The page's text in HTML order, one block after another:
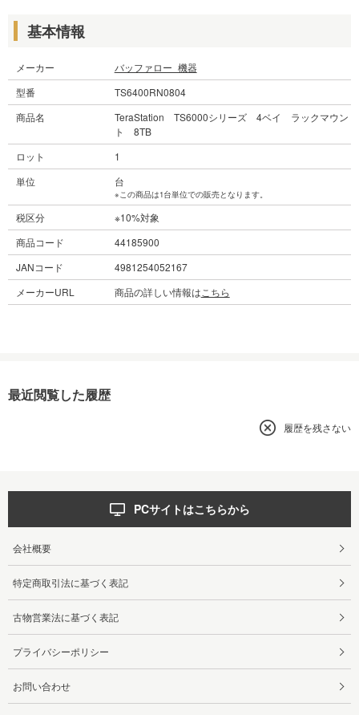
基本情報
メーカー
バッファロー_機器
型番
TS6400RN0804
商品名
TeraStation TS6000シリーズ 4ベイ ラックマウン
ト 8TB
ロット
1
単位
台
※この商品は1台単位での販売となります。
税区分
※10%対象
商品コード
44185900
JANコード
4981254052167
メーカーURL
商品の詳しい情報は こちら
最近閲覧した履歴
履歴を残さない
PCサイトはこちらから
会社概要
特定商取引法に基づく表記
古物営業法に基づく表記
プライバシーポリシー
お問い合わせ